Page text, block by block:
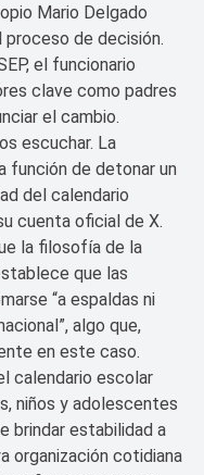
Mario Delgado
de decisión.
el funcionario
clave como padres
el cambio.
escuchar. La
función de detonar un
del calendario
cuenta oficial de X.
la filosofía de la
que las
“a espaldas ni
algo que,
en este caso.
calendario escolar
niños y adolescentes
brindar estabilidad a
organización cotidiana